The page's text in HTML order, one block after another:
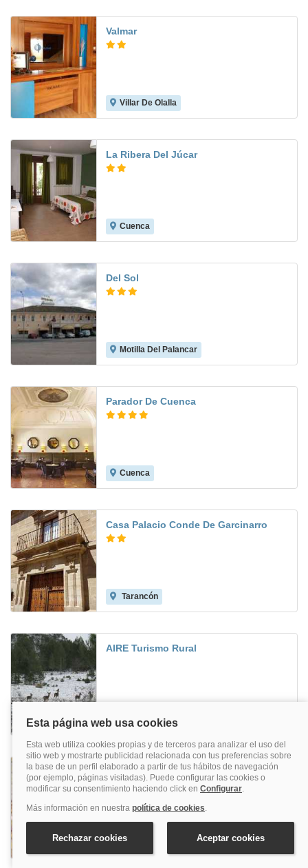
Valmar
Villar De Olalla
La Ribera Del Júcar
Cuenca
Del Sol
Motilla Del Palancar
Parador De Cuenca
Cuenca
Casa Palacio Conde De Garcinarro
Tarancón
AIRE Turismo Rural
Uña
Cortes
Cuenca